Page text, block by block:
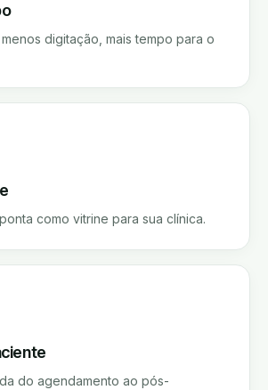
digitação, mais tempo para o
como vitrine para sua clínica.
do agendamento ao pós-